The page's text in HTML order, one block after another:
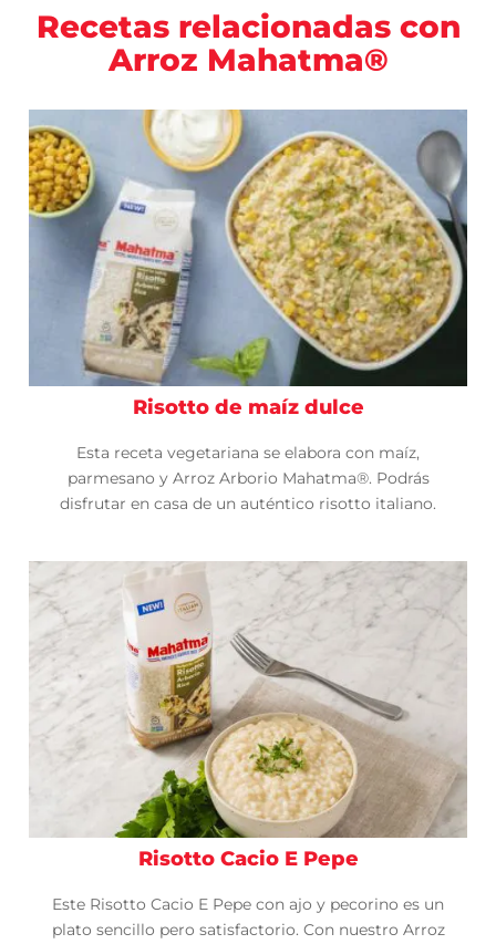
Recetas relacionadas con
Arroz Mahatma®
Risotto de maíz dulce
Esta receta vegetariana se elabora con maíz,
parmesano y Arroz Arborio Mahatma®. Podrás
disfrutar en casa de un auténtico risotto italiano.
Risotto Cacio E Pepe
Este Risotto Cacio E Pepe con ajo y pecorino es un
plato sencillo pero satisfactorio. Con nuestro Arroz